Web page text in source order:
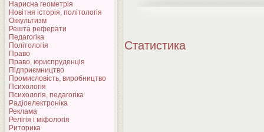
Нарисна геометрія
Новітня історія, політологія
Оккультизм
Решта реферати
Педагогіка
Політологія
Право
Право, юриспруденція
Підприємництво
Промисловість, виробництво
Психологія
Психологія, педагогіка
Радіоелектроніка
Реклама
Релігія і міфологія
Риторика
Статистика